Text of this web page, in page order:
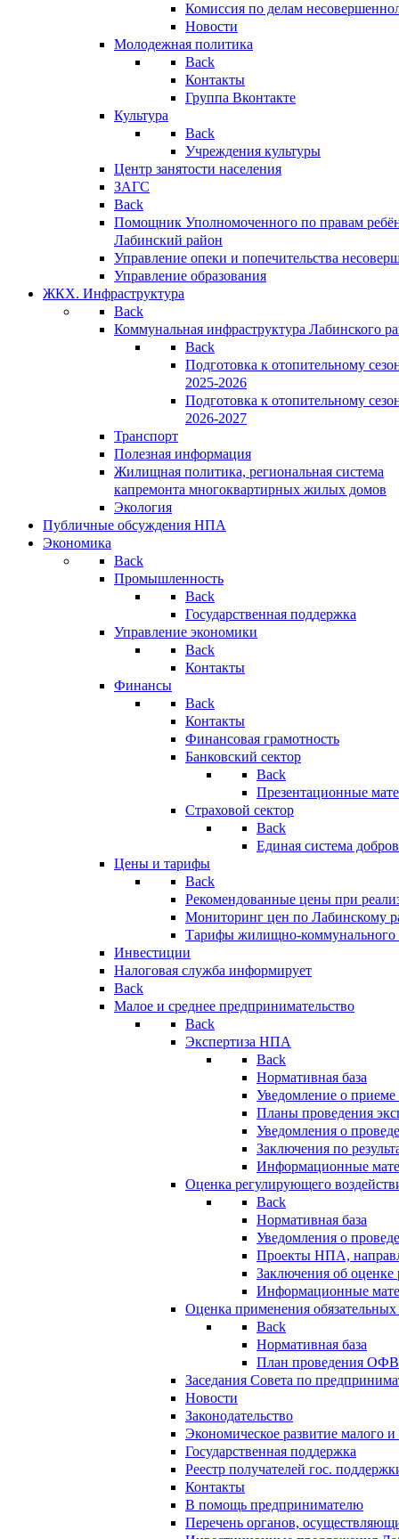
Комиссия по делам
Новости
Молодежная политика
Back
Контакты
Группа Вконтакте
Культура
Back
Учреждения культуры
Центр занятости населения
ЗАГС
Back
Помощник Уполномоченного по правам
Лабинский район
Управление опеки и попечительства
Управление образования
ЖКХ. Инфраструктура
Back
Коммунальная инфраструктура Лабинского
Back
Подготовка к отопительному
2025-2026
Подготовка к отопительному
2026-2027
Транспорт
Полезная информация
Жилищная политика, региональная система
капремонта многоквартирных жилых домов
Экология
Публичные обсуждения НПА
Экономика
Back
Промышленность
Back
Государственная поддержка
Управление экономики
Back
Контакты
Финансы
Back
Контакты
Финансовая грамотность
Банковский сектор
Back
Презентационные
Страховой сектор
Back
Единая система
Цены и тарифы
Back
Рекомендованные цены при
Мониторинг цен по Лабинскому
Тарифы жилищно-коммунального
Инвестиции
Налоговая служба информирует
Back
Малое и среднее предпринимательство
Back
Экспертиза НПА
Back
Нормативная база
Уведомление о
Планы проведения
Уведомления о
Заключения по
Информационные
Оценка регулирующего
Back
Нормативная база
Уведомления о
Проекты НПА,
Заключения об
Информационные
Оценка применения
Back
Нормативная база
План проведения
Заседания Совета по
Новости
Законодательство
Экономическое развитие малого и
Государственная поддержка
Реестр получателей гос.
Контакты
В помощь предпринимателю
Перечень органов,